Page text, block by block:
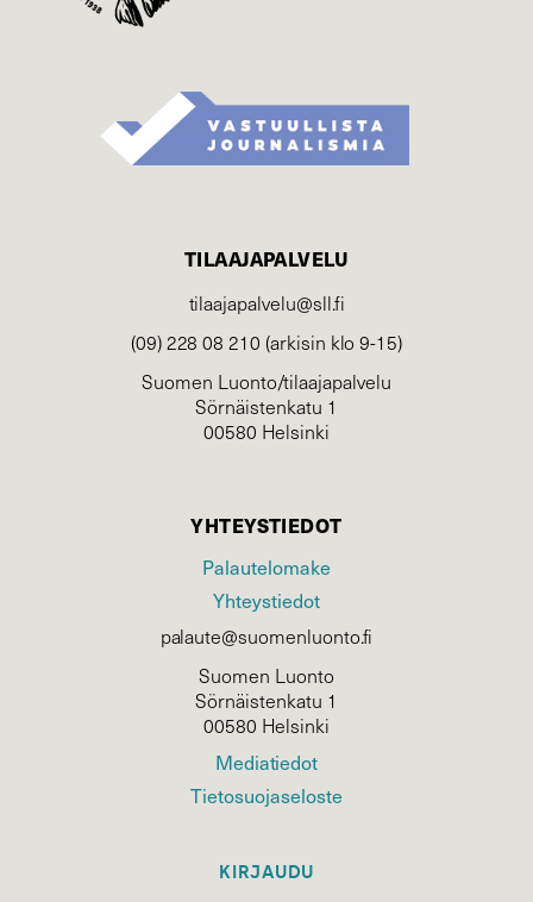
TILAAJAPALVELU
tilaajapalvelu@sll.fi
(09) 228 08 210 (arkisin klo 9-15)
Suomen Luonto/tilaajapalvelu
Sörnäistenkatu 1
00580 Helsinki
YHTEYSTIEDOT
Palautelomake
Yhteystiedot
palaute@suomenluonto.fi
Suomen Luonto
Sörnäistenkatu 1
00580 Helsinki
Mediatiedot
Tietosuojaseloste
KIRJAUDU